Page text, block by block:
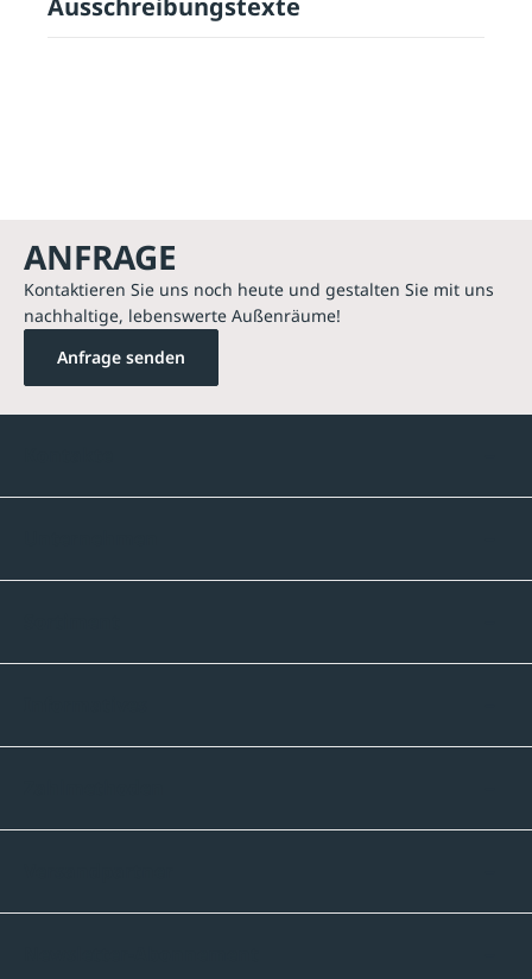
Ausschreibungstexte
ANFRAGE
Kontaktieren Sie uns noch heute und gestalten Sie mit uns
nachhaltige, lebenswerte Außenräume!
Anfrage senden